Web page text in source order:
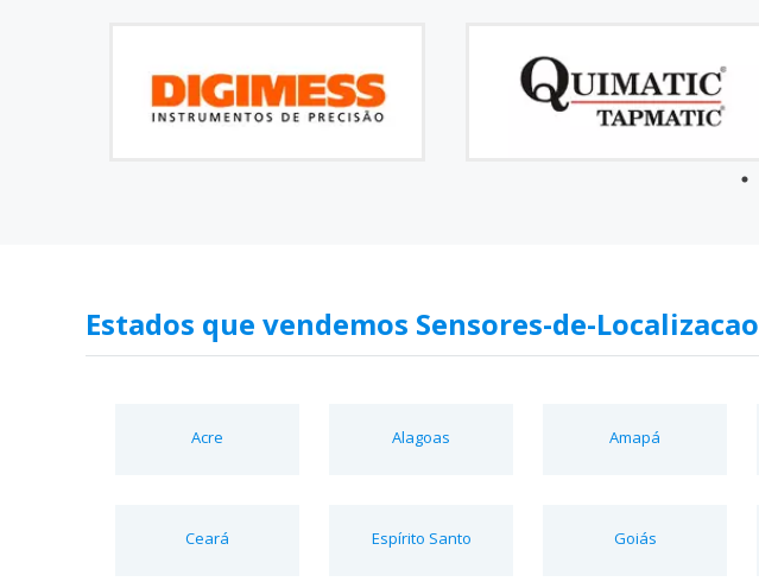
Estados que vendemos Sensores-de-Localizacao
Acre Alagoas Amapá
Ceará Espírito Santo Goiás